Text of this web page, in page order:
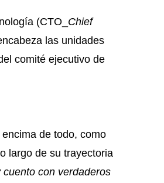
(CTO_ Chief
las unidades
comité ejecutivo de
de todo, como
largo de su trayectoria
con verdaderos